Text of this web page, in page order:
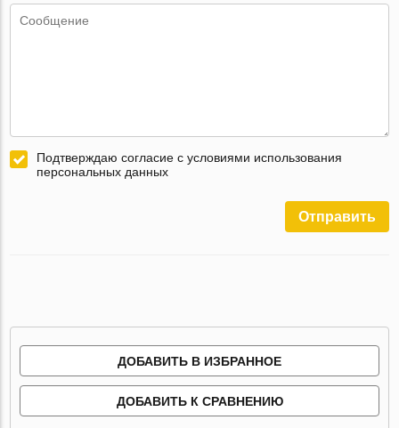
Подтверждаю согласие с условиями использования
персональных данных
Отправить
ДОБАВИТЬ В ИЗБРАННОЕ
ДОБАВИТЬ К СРАВНЕНИЮ